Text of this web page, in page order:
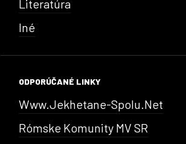
Literatúra
Iné
ODPORÚČANÉ LINKY
Www.jekhetane-Spolu.net
Rómske Komunity MV SR